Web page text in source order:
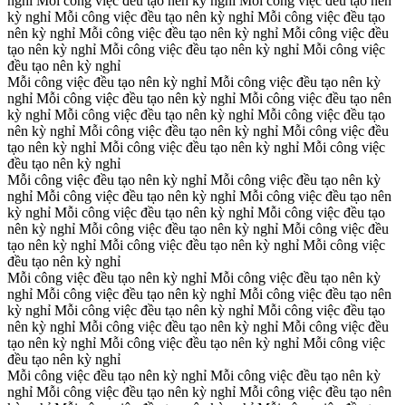
kỳ nghỉ Mỗi công việc đều tạo nên kỳ nghỉ Mỗi công việc đều tạo
nên kỳ nghỉ Mỗi công việc đều tạo nên kỳ nghỉ Mỗi công việc đều
tạo nên kỳ nghỉ Mỗi công việc đều tạo nên kỳ nghỉ Mỗi công việc
đều tạo nên kỳ nghỉ
Mỗi công việc đều tạo nên kỳ nghỉ Mỗi công việc đều tạo nên kỳ
nghỉ Mỗi công việc đều tạo nên kỳ nghỉ Mỗi công việc đều tạo nên
kỳ nghỉ Mỗi công việc đều tạo nên kỳ nghỉ Mỗi công việc đều tạo
nên kỳ nghỉ Mỗi công việc đều tạo nên kỳ nghỉ Mỗi công việc đều
tạo nên kỳ nghỉ Mỗi công việc đều tạo nên kỳ nghỉ Mỗi công việc
đều tạo nên kỳ nghỉ
Mỗi công việc đều tạo nên kỳ nghỉ Mỗi công việc đều tạo nên kỳ
nghỉ Mỗi công việc đều tạo nên kỳ nghỉ Mỗi công việc đều tạo nên
kỳ nghỉ Mỗi công việc đều tạo nên kỳ nghỉ Mỗi công việc đều tạo
nên kỳ nghỉ Mỗi công việc đều tạo nên kỳ nghỉ Mỗi công việc đều
tạo nên kỳ nghỉ Mỗi công việc đều tạo nên kỳ nghỉ Mỗi công việc
đều tạo nên kỳ nghỉ
Mỗi công việc đều tạo nên kỳ nghỉ Mỗi công việc đều tạo nên kỳ
nghỉ Mỗi công việc đều tạo nên kỳ nghỉ Mỗi công việc đều tạo nên
kỳ nghỉ Mỗi công việc đều tạo nên kỳ nghỉ Mỗi công việc đều tạo
nên kỳ nghỉ Mỗi công việc đều tạo nên kỳ nghỉ Mỗi công việc đều
tạo nên kỳ nghỉ Mỗi công việc đều tạo nên kỳ nghỉ Mỗi công việc
đều tạo nên kỳ nghỉ
Mỗi công việc đều tạo nên kỳ nghỉ Mỗi công việc đều tạo nên kỳ
nghỉ Mỗi công việc đều tạo nên kỳ nghỉ Mỗi công việc đều tạo nên